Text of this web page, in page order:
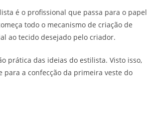
é o profissional que passa para o papel
todo o mecanismo de criação de
ao tecido desejado pelo criador.
prática das ideias do estilista. Visto isso,
para a confecção da primeira veste do